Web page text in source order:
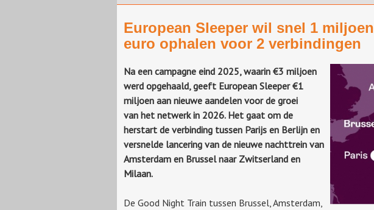
European Sleeper wil snel 1 miljoen
euro ophalen voor 2 verbindingen
Na een campagne eind 2025, waarin €3 miljoen
werd opgehaald, geeft European Sleeper€1
miljoen aan nieuwe aandelen voor de groei
van het netwerk in 2026. Het gaat om de
herstart de verbinding tussen Parijs en Berlijn en
versnelde lancering van de nieuwe nachttrein van
Amsterdam en Brussel naar Zwitserland en
Milaan.
De Good Night Train tussen Brussel, Amsterdam,